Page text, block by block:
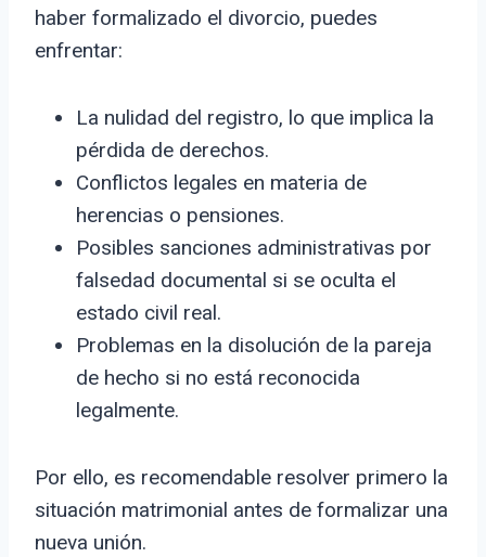
haber formalizado el divorcio, puedes
enfrentar:
La nulidad del registro, lo que implica la
pérdida de derechos.
Conflictos legales en materia de
herencias o pensiones.
Posibles sanciones administrativas por
falsedad documental si se oculta el
estado civil real.
Problemas en la disolución de la pareja
de hecho si no está reconocida
legalmente.
Por ello, es recomendable resolver primero la
situación matrimonial antes de formalizar una
nueva unión.